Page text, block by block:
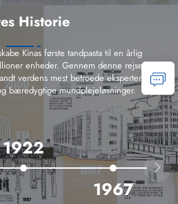
Historie
Kinas første tandpasta til en årlig
enheder. Gennem denne rejse har vi
verdens mest betroede eksperter inden
bæredygtige mundplejeløsninger.
1922
1967
